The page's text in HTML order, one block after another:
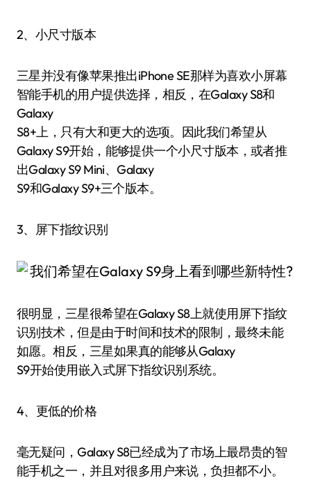
2、小尺寸版本
三星并没有像苹果推出iPhone SE那样为喜欢小屏幕
智能手机的用户提供选择，相反，在Galaxy S8和
Galaxy
S8+上，只有大和更大的选项。因此我们希望从
Galaxy S9开始，能够提供一个小尺寸版本，或者推
出Galaxy S9 Mini、Galaxy
S9和Galaxy S9+三个版本。
3、屏下指纹识别
很明显，三星很希望在Galaxy S8上就使用屏下指纹
识别技术，但是由于时间和技术的限制，最终未能
如愿。相反，三星如果真的能够从Galaxy
S9开始使用嵌入式屏下指纹识别系统。
4、更低的价格
毫无疑问，Galaxy S8已经成为了市场上最昂贵的智
能手机之一，并且对很多用户来说，负担都不小。